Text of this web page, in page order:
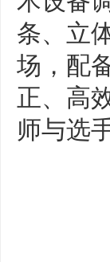
条、立
场，配
正、高
师与选